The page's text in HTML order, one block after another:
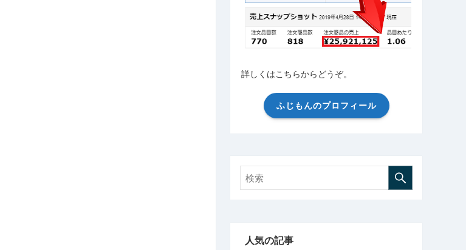
詳しくはこちらからどうぞ。
ふじもんのプロフィール
人気の記事